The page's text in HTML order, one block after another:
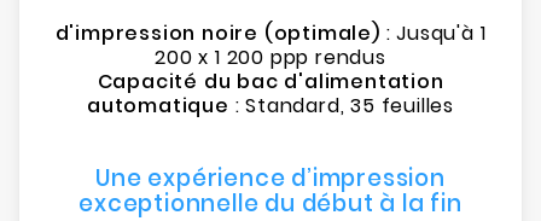
d'impression noire (optimale) : Jusqu'à 1
200 x 1 200 ppp rendus
Capacité du bac d'alimentation
automatique : Standard, 35 feuilles
Une expérience d’impression
exceptionnelle du début à la fin